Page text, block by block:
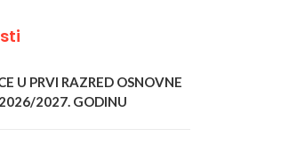
U PRVI RAZRED OSNOVNE
2027. GODINU